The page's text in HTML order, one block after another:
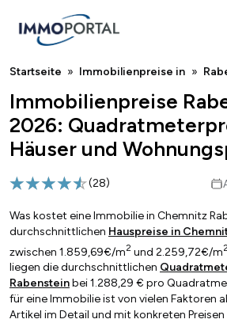
Breadcrumb
Startseite Immobilienpreise in
Immobilienpreise
2026:
Häuser und
(28)
Was kostet eine Immobilie in Chemnitz
durchschnittlichen Hauspreise in
zwischen 1.859,69€/m2 und 2.259,72€/m2
liegen die durchschnittlichen
Rabensteinbei 1.288,29 € pro
für eine Immobilie ist von vielen Faktoren
Artikel im Detail und mit konkreten